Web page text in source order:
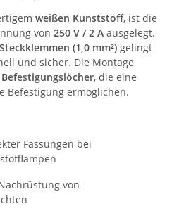
weißen Kunststoff, ist die
von 250 V / 2 A ausgelegt.
Steckklemmen (1,0 mm²) gelingt
und sicher. Die Montage
, die eine
Befestigung ermöglichen.
Fassungen bei
von